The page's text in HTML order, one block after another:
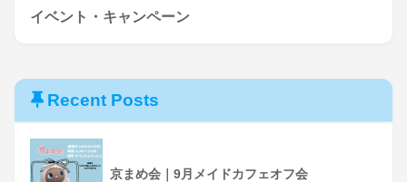
イベント・キャンペーン
Recent Posts
京まめ会｜9月メイドカフェオフ会